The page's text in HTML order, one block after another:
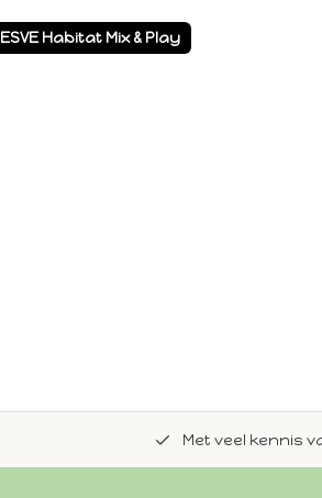
ESVE Habitat Mix & Play
Met veel kennis